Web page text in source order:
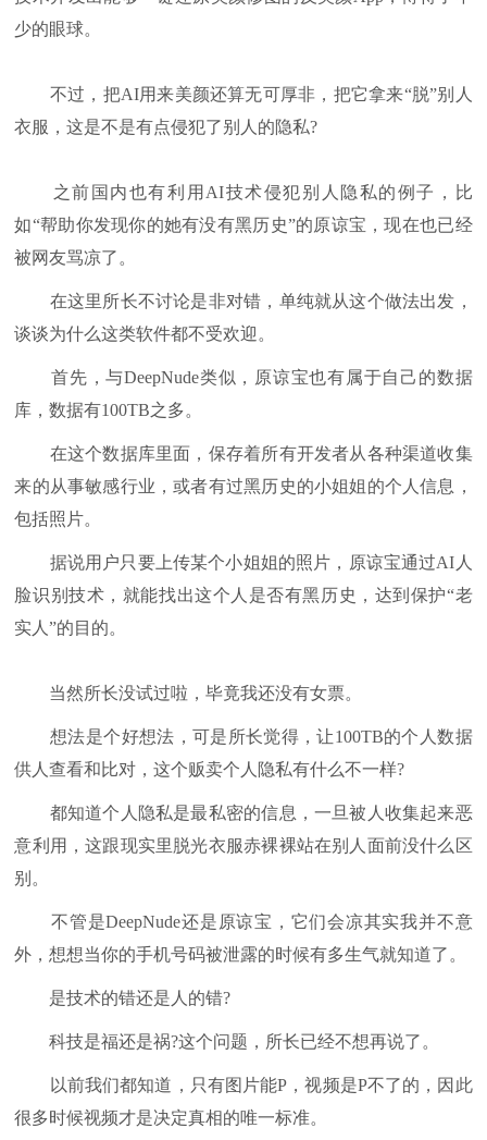
少的眼球。
不过，把AI用来美颜还算无可厚非，把它拿来“脱”别人
衣服，这是不是有点侵犯了别人的隐私?
之前国内也有利用AI技术侵犯别人隐私的例子，比
如“帮助你发现你的她有没有黑历史”的原谅宝，现在也已经
被网友骂凉了。
在这里所长不讨论是非对错，单纯就从这个做法出发，
谈谈为什么这类软件都不受欢迎。
首先，与DeepNude类似，原谅宝也有属于自己的数据
库，数据有100TB之多。
在这个数据库里面，保存着所有开发者从各种渠道收集
来的从事敏感行业，或者有过黑历史的小姐姐的个人信息，
包括照片。
据说用户只要上传某个小姐姐的照片，原谅宝通过AI人
脸识别技术，就能找出这个人是否有黑历史，达到保护“老
实人”的目的。
当然所长没试过啦，毕竟我还没有女票。
想法是个好想法，可是所长觉得，让100TB的个人数据
供人查看和比对，这个贩卖个人隐私有什么不一样?
都知道个人隐私是最私密的信息，一旦被人收集起来恶
意利用，这跟现实里脱光衣服赤裸裸站在别人面前没什么区
别。
不管是DeepNude还是原谅宝，它们会凉其实我并不意
外，想想当你的手机号码被泄露的时候有多生气就知道了。
是技术的错还是人的错?
科技是福还是祸?这个问题，所长已经不想再说了。
以前我们都知道，只有图片能P，视频是P不了的，因此
很多时候视频才是决定真相的唯一标准。